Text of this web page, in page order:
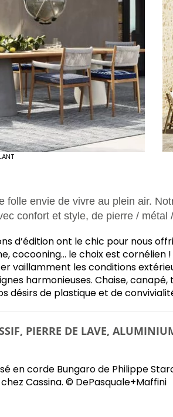
folle envie de vivre au plein air.
confort et style, de pierre / métal
d’édition ont le chic pour nous
cocooning… le choix est cornélien !
vaillamment les conditions
harmonieuses. Chaise, canapé,
désirs de plastique et de
PIERRE DE LAVE,
en corde Bungaro de Philippe
Cassina. © DePasquale+Maffini